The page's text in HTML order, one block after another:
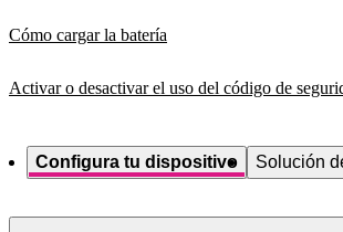
Cómo cargar la batería
Activar o desactivar el uso del código de
Configura tu dispositivo Solución